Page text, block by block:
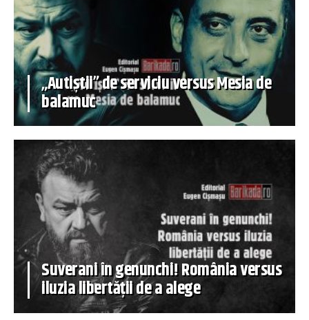
„Autiștii” de serviciu versus Mesia de
balamuc
Suverani în genunchi! România versus
iluzia libertății de a alege